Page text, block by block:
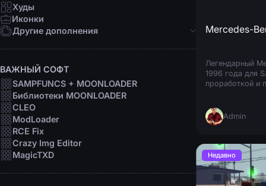
Девушки
Персоны
Рофл
Худы
Иконки
Другие дополнения
Звуки
Анимации
Шрифты
Прицелы
Радары
Программы
ВАЖНЫЙ СОФТ
SAMPFUNCS + MOONLOADER
Библиотеки MOONLOADER
CLEO
ModLoader
RCE Fix
Crazy Img Editor
MagicTXD
Mercedes-
Легендарный
1996 года для
проработкой и
Admin
Недавно